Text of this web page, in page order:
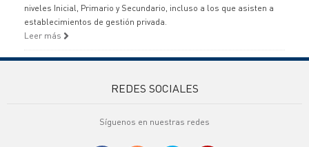
niveles Inicial, Primario y Secundario, incluso a los que asisten a
establecimientos de gestión privada.
Leer más
REDES SOCIALES
Síguenos en nuestras redes